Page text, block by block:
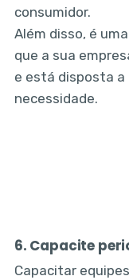
consumidor.
Além disso, é
que a sua
e está disposta a
necessidade.
6. Capacite
Capacitar